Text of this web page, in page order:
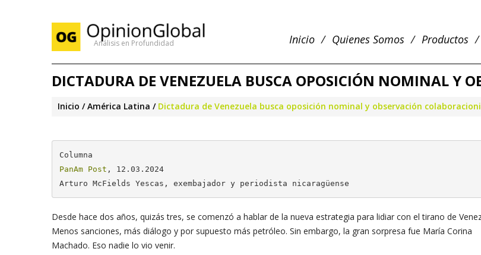
Análisis en Profundidad Inicio Quienes Somos Productos
DICTADURA DE VENEZUELA BUSCA OPOSICIÓN NOMINAL Y
Inicio América Latina Dictadura de Venezuela busca oposición nominal y observación
PanAm Post , 12.03.2024
Arturo McFields Yescas, exembajador y periodista nicaragüense
Desde hace dos años, quizás tres, se comenzó a hablar de la nueva estrategia para lidiar con el tirano de
Menos sanciones, más diálogo y por supuesto más petróleo. Sin embargo, la gran sorpresa fue María Corina
Machado. Eso nadie lo vio venir.